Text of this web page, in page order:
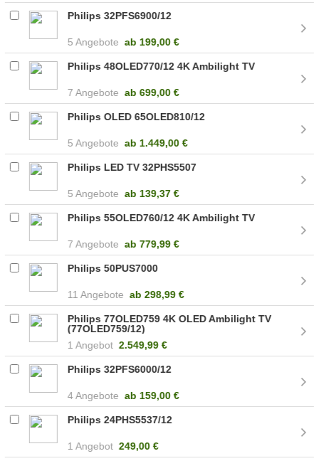
Philips 32PFS6900/12
5 Angebote ab 199,00 €
Philips 48OLED770/12 4K Ambilight TV
7 Angebote ab 699,00 €
Philips OLED 65OLED810/12
5 Angebote ab 1.449,00 €
Philips LED TV 32PHS5507
5 Angebote ab 139,37 €
Philips 55OLED760/12 4K Ambilight TV
7 Angebote ab 779,99 €
Philips 50PUS7000
11 Angebote ab 298,99 €
Philips 77OLED759 4K OLED Ambilight TV
(77OLED759/12)
1 Angebot 2.549,99 €
Philips 32PFS6000/12
4 Angebote ab 159,00 €
Philips 24PHS5537/12
1 Angebot 249,00 €